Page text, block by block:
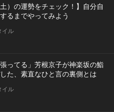
土）の運勢をチェック！】自分自
るまでやってみよう
イル
張ってる」芳根京子が神楽坂の鮨
た、素直なひと言の裏側とは
イル